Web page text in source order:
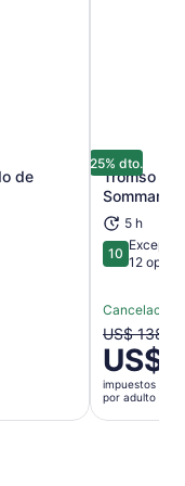
de
una nueva pestaña
25% dto.
Tromso
Sommaroy
5 h
1010 de 10
12
Cancelación
El
precio
anterior
era
US$ 138
US$ 138
US$
impuestos y
por adulto